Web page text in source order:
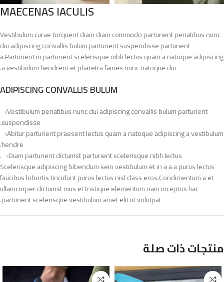
MAECENAS IACULIS
Vestibulum curae torquent diam diam commodo parturient penatibus nunc
dui adipiscing convallis bulum parturient suspendisse parturient
a.Parturient in parturient scelerisque nibh lectus quam a natoque adipiscing
a vestibulum hendrerit et pharetra fames nunc natoque dui.
ADIPISCING CONVALLIS BULUM
Vestibulum penatibus nunc dui adipiscing convallis bulum parturient
suspendisse.
Abitur parturient praesent lectus quam a natoque adipiscing a vestibulum
hendre.
Diam parturient dictumst parturient scelerisque nibh lectus.
Scelerisque adipiscing bibendum sem vestibulum et in a a a purus lectus
faucibus lobortis tincidunt purus lectus nisl class eros.Condimentum a et
ullamcorper dictumst mus et tristique elementum nam inceptos hac
parturient scelerisque vestibulum amet elit ut volutpat.
منتجات ذات صلة